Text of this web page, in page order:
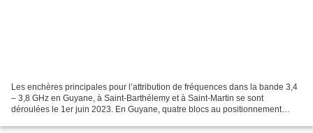
Les enchères principales pour l’attribution de fréquences dans la bande 3,4
– 3,8 GHz en Guyane, à Saint-Barthélemy et à Saint-Martin se sont
déroulées le 1er juin 2023. En Guyane, quatre blocs au positionnement